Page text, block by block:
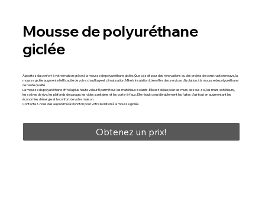
Mousse de polyuréthane
giclée
Apportez du confort à votre maison grâce à la mousse de polyuréthane giclée. Que ce soit pour des rénovations ou des projets de construction neuve, la
mousse giclée augmente l’efficacité de votre chauffage et climatisation. Mike’s Insulation Ltée offre des services d’isolation à la mousse de polyuréthane
de haute qualité.
La mousse de polyuréthane offre la plus haute valeur R parmi tous les matériaux isolants. Elle est idéale pour les murs de sous-sol, les murs extérieurs,
les solives de rive, les plafonds de garage, les vides sanitaires et les porte-à-faux. Elle réduit considérablement les fuites d’air tout en augmentant les
économies d’énergie et le confort de votre maison.
Contactez-nous dès aujourd’hui à Moncton pour votre isolation à la mousse giclée.
Obtenez un prix!